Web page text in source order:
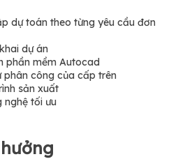
dự toán theo từng yêu cầu đơn
dự án
phần mềm Autocad
phân công của cấp trên
sản xuất
nghệ tối ưu